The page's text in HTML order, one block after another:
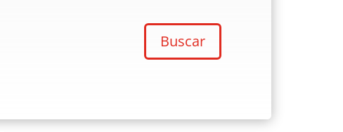
Buscar